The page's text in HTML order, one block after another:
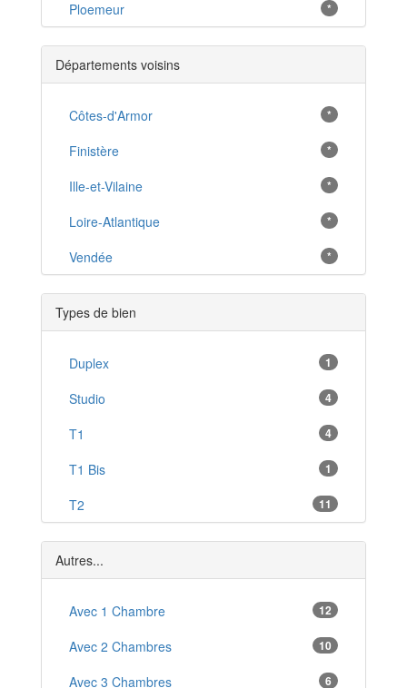
Ploemeur *
Lanester *
Hennebont *
Guidel *
Nivillac *
Guer *
Pénestin *
Ploërmel *
Auray *
Saint-Pierre-Quiberon *
Quiberon *
Guern *
Kervignac *
Guémené-sur-Scorff *
La Roche-Bernard *
Larmor-Plage *
Départements voisins
Côtes-d'Armor *
Finistère *
Ille-et-Vilaine *
Loire-Atlantique *
Vendée *
Types de bien
Duplex 1
Studio 4
T1 4
T1 Bis 1
T2 11
T3 10
T4 4
T5 3
T6 2
Autres...
Avec 1 Chambre 12
Avec 2 Chambres 10
Avec 3 Chambres 6